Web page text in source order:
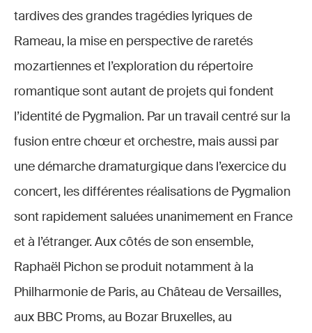
tardives des grandes tragédies lyriques de
Rameau, la mise en perspective de raretés
mozartiennes et l’exploration du répertoire
romantique sont autant de projets qui fondent
l’identité de Pygmalion. Par un travail centré sur la
fusion entre chœur et orchestre, mais aussi par
une démarche dramaturgique dans l’exercice du
concert, les différentes réalisations de Pygmalion
sont rapidement saluées unanimement en France
et à l’étranger. Aux côtés de son ensemble,
Raphaël Pichon se produit notamment à la
Philharmonie de Paris, au Château de Versailles,
aux BBC Proms, au Bozar Bruxelles, au